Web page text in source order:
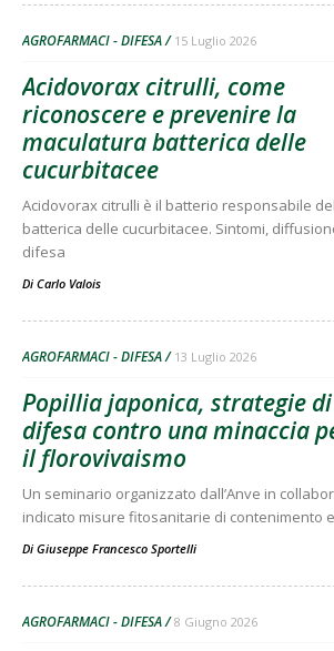
AGROFARMACI - DIFESA 15 Luglio 2026
Acidovorax citrulli, come
riconoscere e prevenire la
maculatura batterica delle
cucurbitacee
Acidovorax citrulli è il batterio responsabile
batterica delle cucurbitacee. Sintomi,
difesa
Di Carlo Valois
AGROFARMACI - DIFESA 13 Luglio 2026
Popillia japonica, strategie di
difesa contro una minaccia
il florovivaismo
Un seminario organizzato dall’Anve in
indicato misure fitosanitarie di contenimento
Di Giuseppe Francesco Sportelli
AGROFARMACI - DIFESA 8 Giugno 2026